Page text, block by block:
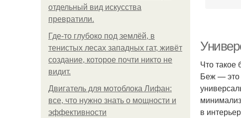
отдельный вид искусства
превратили.
Где-то глубоко под землёй, в
тенистых лесах западных гат, живёт
создание, которое почти никто не
видит.
Двигатель для мотоблока Лифан:
все, что нужно знать о мощности и
эффективности
Что такое
Беж — это
в